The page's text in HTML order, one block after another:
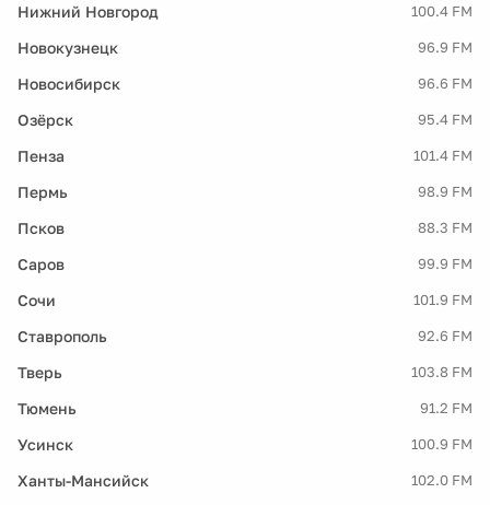
Нижний Новгород 100.4 FM
Новокузнецк 96.9 FM
Новосибирск 96.6 FM
Озёрск 95.4 FM
Пенза 101.4 FM
Пермь 98.9 FM
Псков 88.3 FM
Саров 99.9 FM
Сочи 101.9 FM
Ставрополь 92.6 FM
Тверь 103.8 FM
Тюмень 91.2 FM
Усинск 100.9 FM
Ханты-Мансийск 102.0 FM